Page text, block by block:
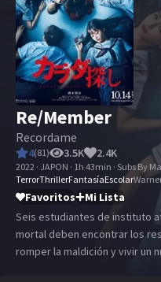
Re/Member
Recordame
4(81) 3.5K 2.4K
2022 · JAPON · 1h 43min · Subs By
TerrorThrillerFantasíaEscolar
Favoritos
Mi Lista
Seis estudiantes de instituto
mortal deben encontrar los
romper la maldición y vivir un